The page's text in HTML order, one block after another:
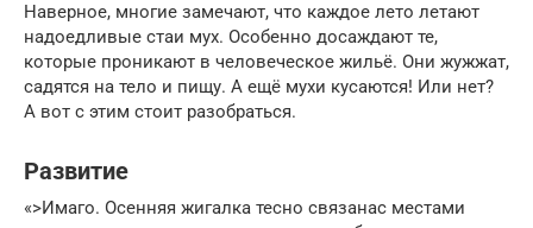
Наверное, многие замечают, что каждое лето летают
надоедливые стаи мух. Особенно досаждают те,
которые проникают в человеческое жильё. Они жужжат,
садятся на тело и пищу. А ещё мухи кусаются! Или нет?
А вот с этим стоит разобраться.
Развитие
«>Имаго. Осенняя жигалка тесно связанас местами